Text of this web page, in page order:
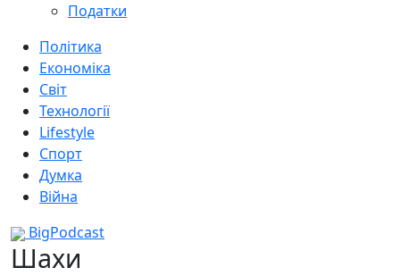
Податки
Політика
Економіка
Світ
Технології
Lifestyle
Спорт
Думка
Війна
BigPodcast
Шахи